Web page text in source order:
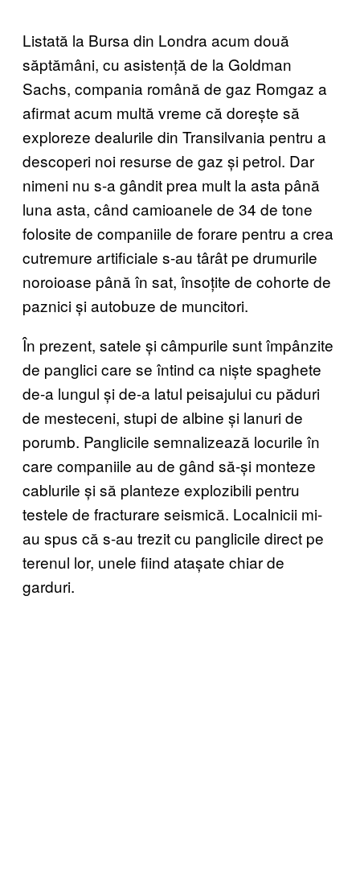
Listată la Bursa din Londra acum două
săptămâni, cu asistență de la Goldman
Sachs, compania română de gaz Romgaz a
afirmat acum multă vreme că dorește să
exploreze dealurile din Transilvania pentru a
descoperi noi resurse de gaz și petrol. Dar
nimeni nu s-a gândit prea mult la asta până
luna asta, când camioanele de 34 de tone
folosite de companiile de forare pentru a crea
cutremure artificiale s-au târât pe drumurile
noroioase până în sat, însoțite de cohorte de
paznici și autobuze de muncitori.
În prezent, satele și câmpurile sunt împânzite
de panglici care se întind ca niște spaghete
de-a lungul și de-a latul peisajului cu păduri
de mesteceni, stupi de albine și lanuri de
porumb. Panglicile semnalizează locurile în
care companiile au de gând să-și monteze
cablurile și să planteze explozibili pentru
testele de fracturare seismică. Localnicii mi-
au spus că s-au trezit cu panglicile direct pe
terenul lor, unele fiind atașate chiar de
garduri.